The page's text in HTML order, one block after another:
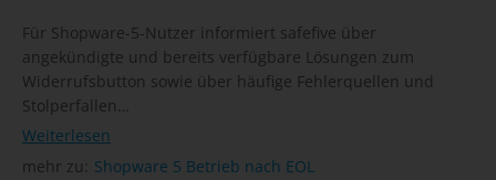
Für Shopware-5-Nutzer informiert safefive über
angekündigte und bereits verfügbare Lösungen zum
Widerrufsbutton sowie über häufige Fehlerquellen und
Stolperfallen…
Weiterlesen
mehr zu: Shopware 5 Betrieb nach EOL